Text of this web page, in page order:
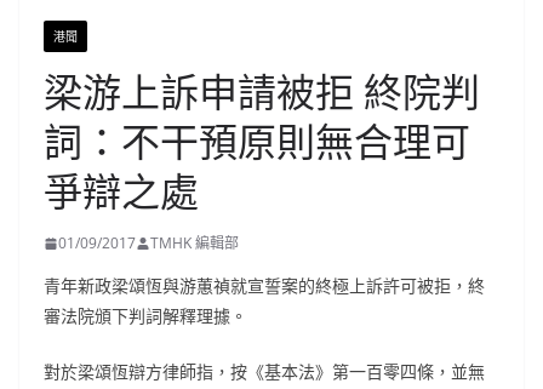
港聞
梁游上訴申請被拒 終院判
詞：不干預原則無合理可
爭辯之處
01/09/2017 TMHK 編輯部
青年新政梁頌恆與游蕙禎就宣誓案的終極上訴許可被拒，終
審法院頒下判詞解釋理據。
對於梁頌恆辯方律師指，按《基本法》第一百零四條，並無